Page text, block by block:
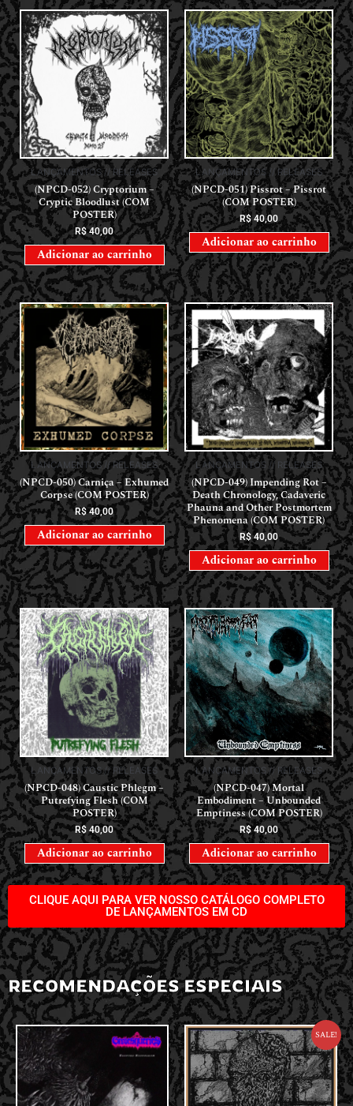
LANÇAMENTOS // RELEASES
(NPCD-052) Cryptorium –
Cryptic Bloodlust (COM
POSTER)
R$40,00
Adicionar ao carrinho
LANÇAMENTOS // RELEASES
(NPCD-051) Pissrot – Pissrot
(COM POSTER)
R$40,00
Adicionar ao carrinho
LANÇAMENTOS // RELEASES
(NPCD-050) Carniça – Exhumed
Corpse (COM POSTER)
R$40,00
Adicionar ao carrinho
LANÇAMENTOS // RELEASES
(NPCD-049) Impending Rot –
Death Chronology, Cadaveric
Phauna and Other Postmortem
Phenomena (COM POSTER)
R$40,00
Adicionar ao carrinho
LANÇAMENTOS // RELEASES
(NPCD-048) Caustic Phlegm –
Putrefying Flesh (COM
POSTER)
R$ 40,00
Adicionar ao carrinho
LANÇAMENTOS // RELEASES
(NPCD-047) Mortal
Embodiment – Unbounded
Emptiness (COM POSTER)
R$40,00
Adicionar ao carrinho
CLIQUE AQUI PARA VER NOSSO CATÁLOGO COMPLETO
DE LANÇAMENTOS EM CD
RECOMENDAÇÕES ESPECIAIS
Sale!